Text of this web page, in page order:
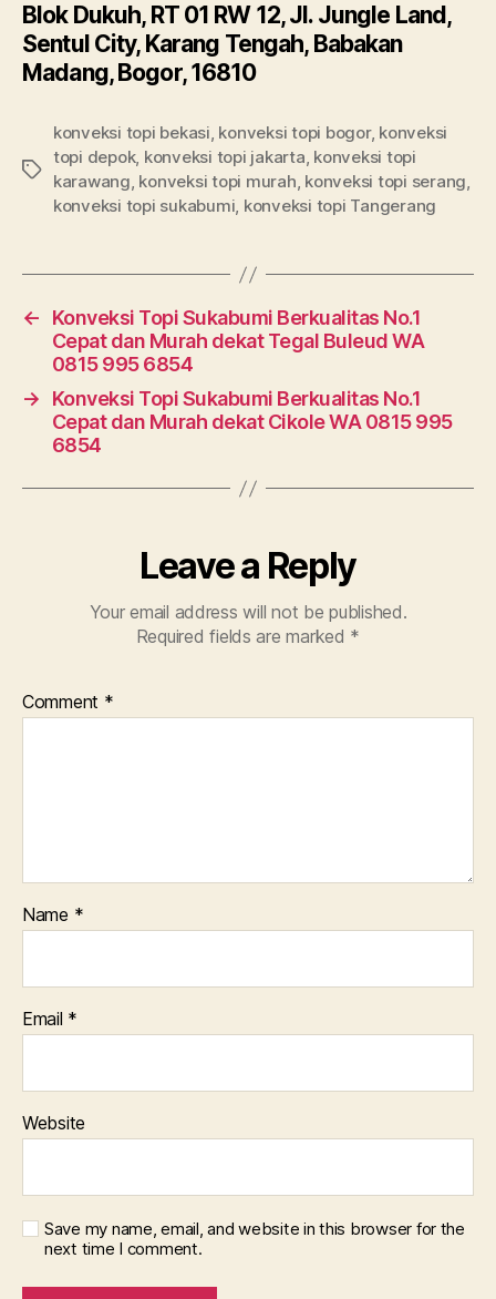
Blok Dukuh, RT 01 RW 12, Jl. Jungle Land,
Sentul City, Karang Tengah, Babakan
Madang, Bogor, 16810
Tags
konveksi topi bekasi, konveksi topi bogor, konveksi
topi depok, konveksi topi jakarta, konveksi topi
karawang, konveksi topi murah, konveksi topi serang,
konveksi topi sukabumi, konveksi topi Tangerang
←
Konveksi Topi Sukabumi Berkualitas No.1
Cepat dan Murah dekat Tegal Buleud WA
0815 995 6854
→
Konveksi Topi Sukabumi Berkualitas No.1
Cepat dan Murah dekat Cikole WA 0815 995
6854
Leave a Reply
Your email address will not be published.
Required fields are marked *
Comment *
Name *
Email *
Website
Save my name, email, and website in this browser for the
next time I comment.